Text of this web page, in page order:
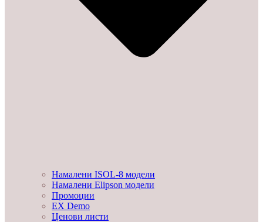
Намалени ISOL-8 модели
Намалени Elipson модели
Промоции
EX Demo
Ценови листи